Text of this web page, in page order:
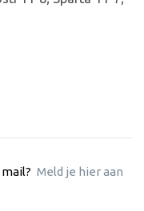
Meld je hier aan